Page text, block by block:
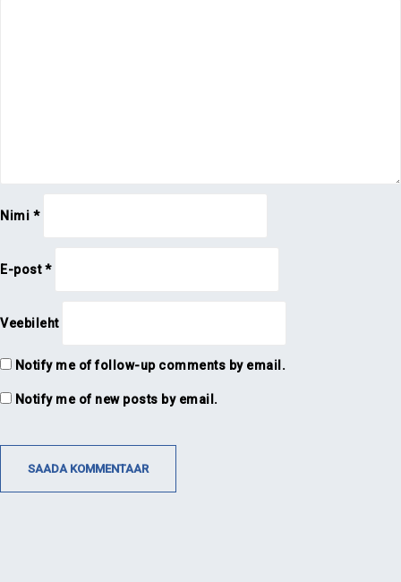
Nimi *
E-post*
Veebileht
Notify me of follow-up comments by email.
Notify me of new posts by email.